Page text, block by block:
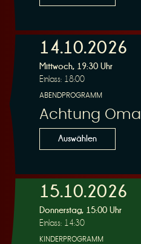
14.10.2026
Mittwoch, 19:30 Uhr
Einlass: 18:00
ABENDPROGRAMM
Achtung Oma
Auswählen
15.10.2026
Donnerstag, 15:00 Uhr
Einlass: 14:30
KINDERPROGRAMM